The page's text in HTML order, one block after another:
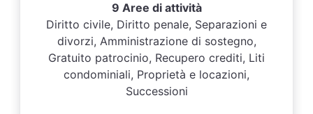
9 Aree di attività
Diritto civile, Diritto penale, Separazioni e
divorzi, Amministrazione di sostegno,
Gratuito patrocinio, Recupero crediti, Liti
condominiali, Proprietà e locazioni,
Successioni